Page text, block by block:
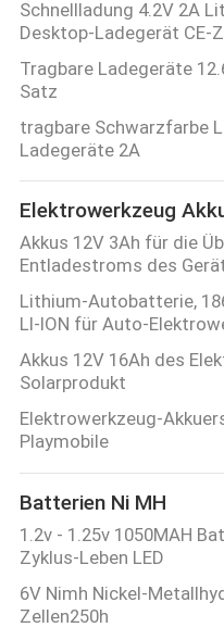
Schnellladung 4.2V 2A
Desktop-Ladegerät CE-
Tragbare Ladegeräte
Satz
tragbare Schwarzfarbe
Ladegeräte 2A
Elektrowerkzeug
Akkus 12V 3Ah für die
Entladestroms des
Lithium-Autobatterie,
LI-ION für Auto-
Akkus 12V 16Ah des
Solarprodukt
Elektrowerkzeug-
Playmobile
Batterien Ni MH
1.2v - 1.25v 1050MAH
Zyklus-Leben LED
6V Nimh Nickel-
Zellen250h